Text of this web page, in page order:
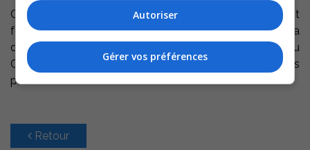
Ce projet est réalisé à coût nul puisque les appareils sont
fournis par Cristal Innovation. De plus, la Ville touchera
des redevances sur le lave-glace vendu. La station du
Centre multifonctionnel sera en opération dans les
prochaines semaines.
Retour
Autoriser
Gérer vos préférences